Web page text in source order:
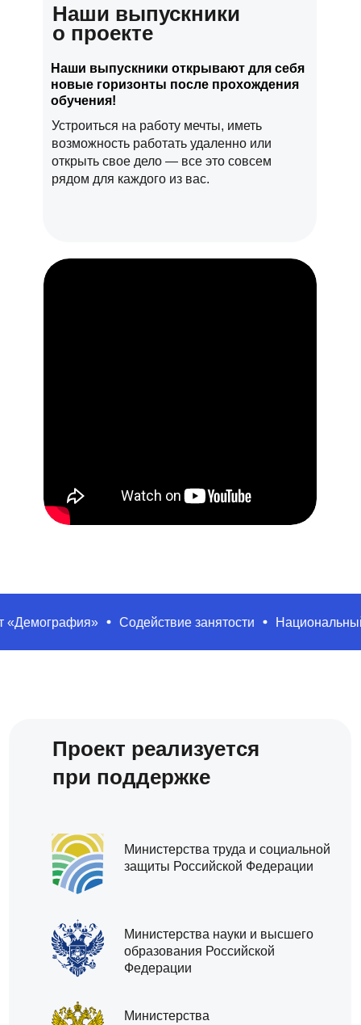
Наши выпускники открывают для себя
новые горизонты после прохождения
обучения!
Устроиться на работу мечты, иметь
возможность работать удаленно или
открыть свое дело — все это совсем
рядом для каждого из вас.
Наши выпускники
о проекте
Содействие занятости Национальный
Проект реализуется
при поддержке
Министерства труда и социальной
защиты Российской Федерации
Министерства науки и высшего
образования Российской
Федерации
Министерства